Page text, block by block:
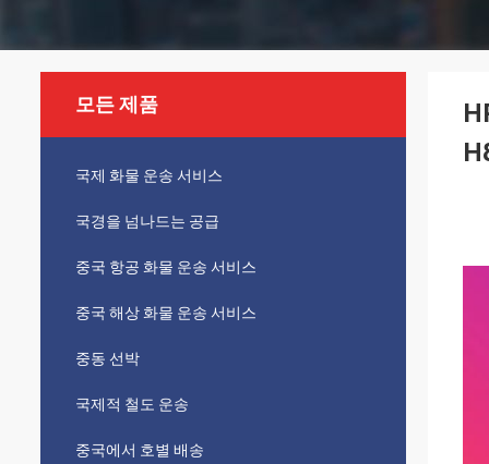
모든 제품
국제 화물 운송 서비스
국경을 넘나드는 공급
중국 항공 화물 운송 서비스
중국 해상 화물 운송 서비스
중동 선박
국제적 철도 운송
중국에서 호별 배송